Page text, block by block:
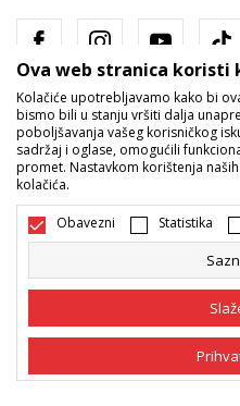
Bosna i Hercegovina
Nastojimo da budemo što
samih cijena, ali ne možemo
i bez grešaka. Svi artikli
Ova web stranica koristi
Kolačiće upotrebljavamo kako bi
bismo bili u stanju vršiti dalja
poboljšavanja vašeg korisničkog
sadržaj i oglase, omogućili
promet. Nastavkom korištenja
kolačića.
Obavezni Statistika